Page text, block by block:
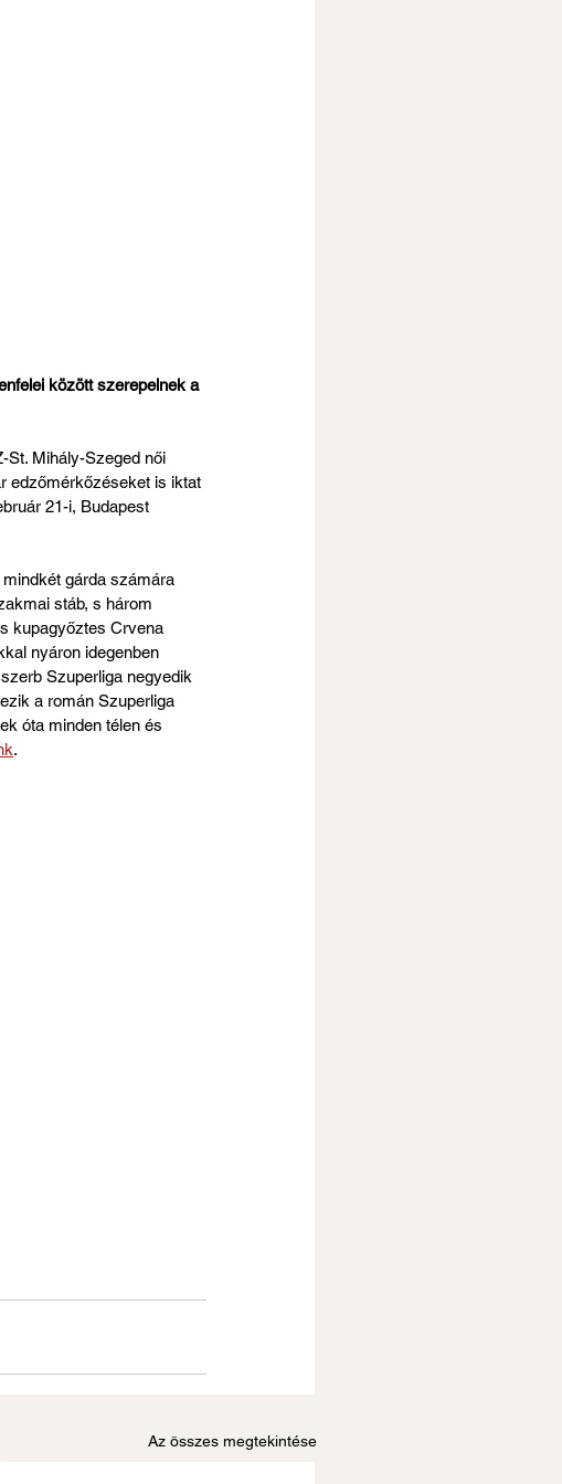
között szerepelnek a
St. Mihály-Szeged női
edzőmérkőzéseket is iktat
21-i, Budapest
gárda számára
stáb, s három
kupagyőztes Crvena
nyáron idegenben
Szuperliga negyedik
a román Szuperliga
óta minden télen és
.
Az összes megtekintése